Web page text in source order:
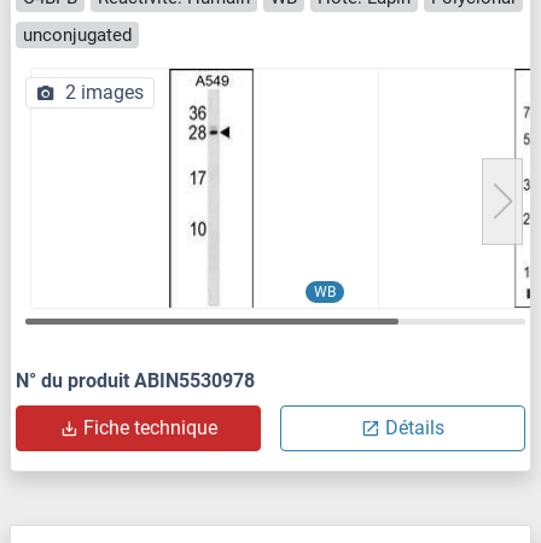
unconjugated
WB
2 images
N° du produit ABIN5530978
Fiche technique Détails